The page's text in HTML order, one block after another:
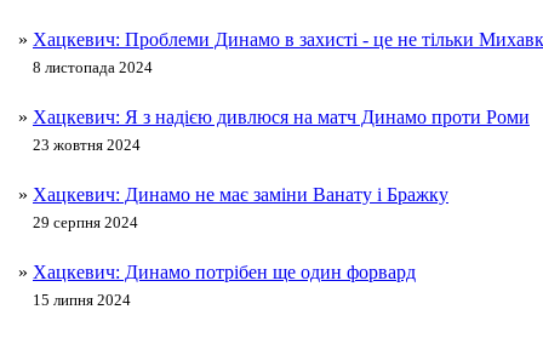
» Хацкевич: Проблеми Динамо в захисті - це не тільки
8 листопада 2024
» Хацкевич: Я з надією дивлюся на матч Динамо проти Роми
23 жовтня 2024
» Хацкевич: Динамо не має заміни Ванату і Бражку
29 серпня 2024
» Хацкевич: Динамо потрібен ще один форвард
15 липня 2024